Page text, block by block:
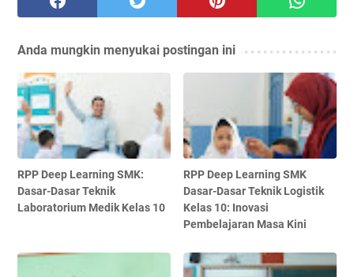
Anda mungkin menyukai postingan ini
RPP Deep Learning SMK:
Dasar-Dasar Teknik
Laboratorium Medik Kelas 10
RPP Deep Learning SMK
Dasar-Dasar Teknik Logistik
Kelas 10: Inovasi
Pembelajaran Masa Kini